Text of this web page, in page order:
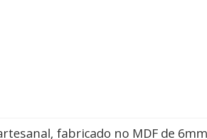
fabricado no MDF de 6mm